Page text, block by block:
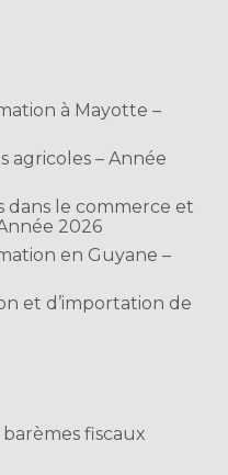
à Mayotte –
agricoles – Année
dans le commerce et
2026
en Guyane –
et d’importation de
fiscaux